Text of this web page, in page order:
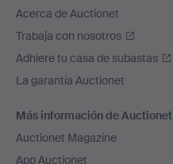
Acerca de Auctionet
Trabaja con nosotros
Adhiere tu casa de subastas
La garantía Auctionet
Más información de Auctionet
Auctionet Magazine
App Auctionet